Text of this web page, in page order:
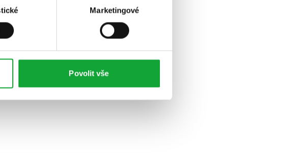
Marketingové
Povolit vše